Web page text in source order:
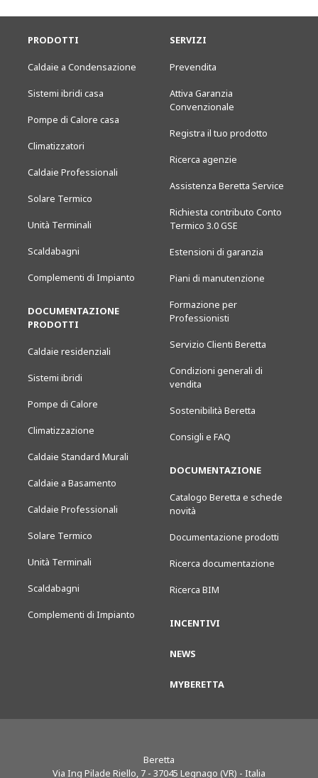
PRODOTTI
Caldaie a Condensazione
Sistemi ibridi casa
Pompe di Calore casa
Climatizzatori
Caldaie Professionali
Solare Termico
Unità Terminali
Scaldabagni
Complementi di Impianto
DOCUMENTAZIONE
PRODOTTI
Caldaie residenziali
Sistemi ibridi
Pompe di Calore
Climatizzazione
Caldaie Standard Murali
Caldaie a Basamento
Caldaie Professionali
Solare Termico
Unità Terminali
Scaldabagni
Complementi di Impianto
SERVIZI
Prevendita
Attiva Garanzia
Convenzionale
Registra il tuo prodotto
Ricerca agenzie
Assistenza Beretta Service
Richiesta contributo Conto
Termico 3.0 GSE
Estensioni di garanzia
Piani di manutenzione
Formazione per
Professionisti
Servizio Clienti Beretta
Condizioni generali di
vendita
Sostenibilità Beretta
Consigli e FAQ
DOCUMENTAZIONE
Catalogo Beretta e schede
novità
Documentazione prodotti
Ricerca documentazione
Ricerca BIM
INCENTIVI
NEWS
MYBERETTA
Beretta
Via Ing Pilade Riello, 7 - 37045 Legnago (VR) - Italia